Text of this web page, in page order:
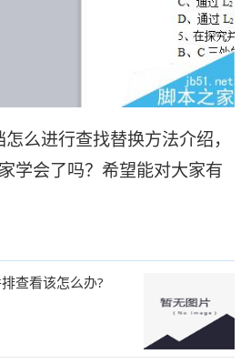
么进行查找替换方法介绍，
学会了吗？希望能对大家有
查看该怎么办?